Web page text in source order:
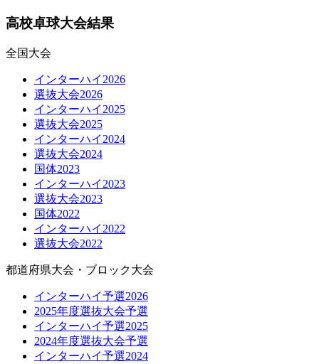
高校卓球大会結果
全国大会
インターハイ2026
選抜大会2026
インターハイ2025
選抜大会2025
インターハイ2024
選抜大会2024
国体2023
インターハイ2023
選抜大会2023
国体2022
インターハイ2022
選抜大会2022
都道府県大会・ブロック大会
インターハイ予選2026
2025年度選抜大会予選
インターハイ予選2025
2024年度選抜大会予選
インターハイ予選2024